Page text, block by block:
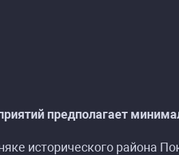
предполагает
исторического района
Стендап-
Стендап-